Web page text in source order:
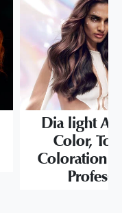
Dia light
Color,
Coloration